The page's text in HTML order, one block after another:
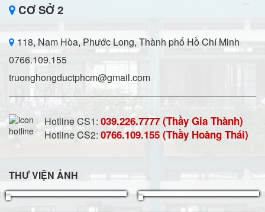
CƠ SỞ 2
118, Nam Hòa, Phước Long, Thành phố Hồ Chí Minh
0766.109.155
truonghongductphcm@gmail.com
Hotline CS1: 039.226.7777 (Thầy Gia Thành)
Hotline CS2: 0766.109.155 (Thầy Hoàng Thái)
THƯ VIỆN ẢNH